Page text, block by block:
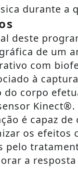
durante a
deste
de um
com
à
do corpo
Kinect®.
é capaz
os efeitos
pelo
a